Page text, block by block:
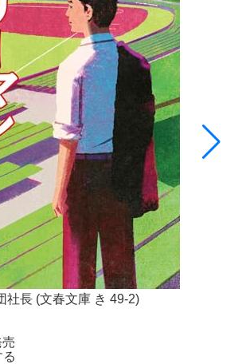
社長 (文春文庫 き 49-2)